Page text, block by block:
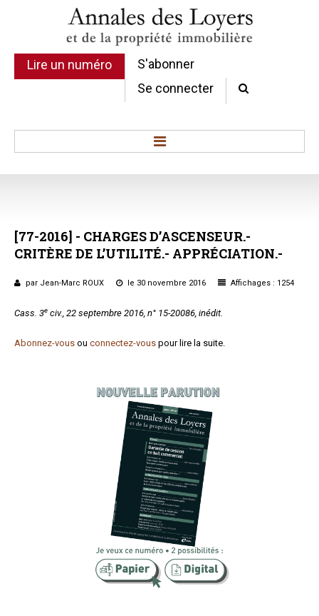
Lire un numéro
S'abonner
Se connecter
Sommaires
Chroniques
Etudes de texte
Conclusions et Rapports
Formez-vous !
[77-2016] - CHARGESD’ASCENSEUR.-
CRITÈRE DE L’UTILITÉ.- APPRÉCIATION.-
par Jean-Marc ROUX le 30 novembre 2016 Affichages : 1254
Cass. 3e civ., 22 septembre 2016, n° 15-20086, inédit.
Abonnez-vous ou connectez-vous pour lire la suite.